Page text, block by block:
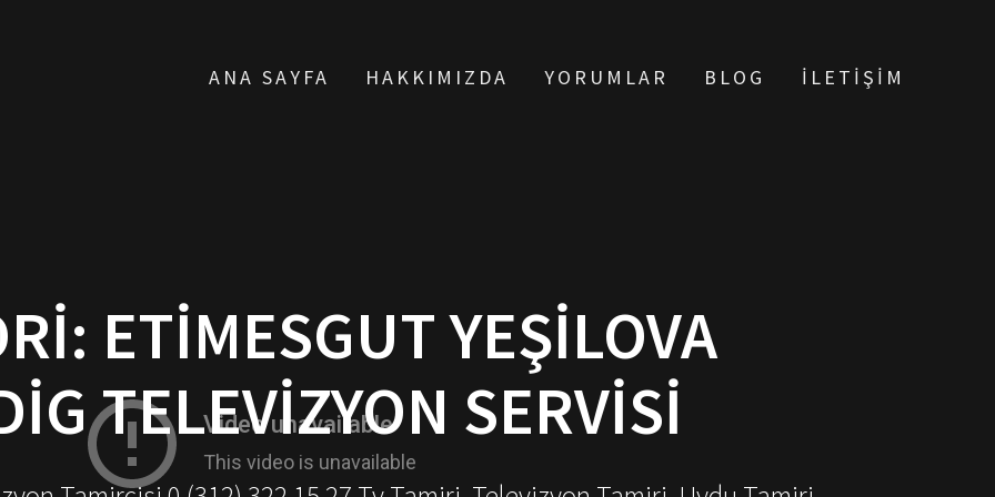
ANA SAYFA HAKKIMIZDA YORUMLAR BLOG İLETIŞIM
ETIMESGUT YEŞILOVA
TELEVIZYON SERVISI